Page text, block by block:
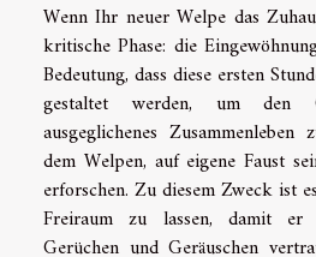
Wenn Ihr neuer Welpe das
kritische Phase: die
Bedeutung, dass diese ersten
gestaltet werden, um den
ausgeglichenes
dem Welpen, auf eigene Faust
erforschen. Zu diesem Zweck ist
Freiraum zu lassen, damit
Gerüchen und Geräuschen